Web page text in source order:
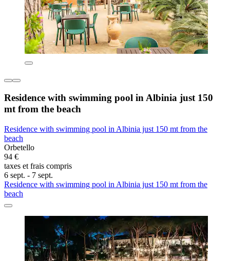
Residence with swimming pool in Albinia just 150
mt from the beach
Residence with swimming pool in Albinia just 150 mt from the
beach
Orbetello
94 €
taxes et frais compris
6 sept. - 7 sept.
Residence with swimming pool in Albinia just 150 mt from the
beach